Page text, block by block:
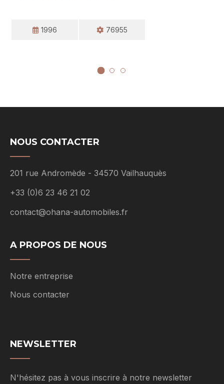
1996 76955
NOUS CONTACTER
201 rue Andromède - 34570 Vailhauquès
+33 (0)6 23 46 21 02
contact@ohana-automobiles.fr
A PROPOS DE NOUS
Notre entreprise
Nous contacter
NEWSLETTER
N'hésitez pas à vous inscrire à notre newsletter